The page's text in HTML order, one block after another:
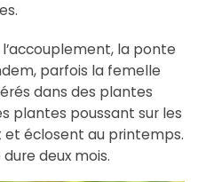
la ponte
parfois la femelle
dans des plantes
plantes poussant sur les
éclosent au printemps.
deux mois.